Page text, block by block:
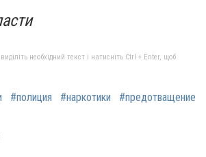
необхідний текст і натисніть Ctrl + Enter, щоб
#полиция #наркотики #предотващение